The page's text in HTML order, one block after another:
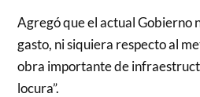
Agregó que el actual Gobierno
gasto, ni siquiera respecto al
obra importante de
locura”.